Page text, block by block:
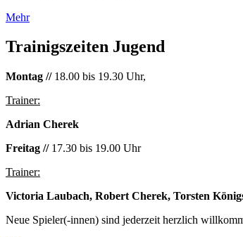
Mehr
Trainigszeiten Jugend
Montag //18.00 bis 19.30 Uhr,
Trainer:
Adrian Cherek
Freitag //17.30 bis 19.00 Uhr
Trainer:
Victoria Laubach, Robert Cherek, Torsten
Neue Spieler(-innen) sind jederzeit herzlich